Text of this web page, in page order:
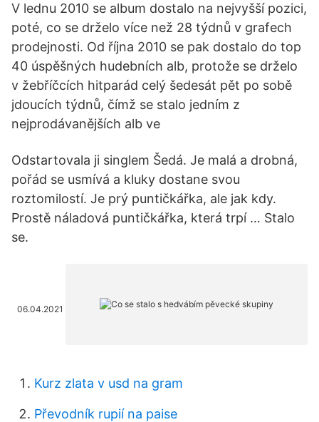
V lednu 2010 se album dostalo na nejvyšší pozici,
poté, co se drželo více než 28 týdnů v grafech
prodejnosti. Od října 2010 se pak dostalo do top
40 úspěšných hudebních alb, protože se drželo
v žebříčcích hitparád celý šedesát pět po sobě
jdoucích týdnů, čímž se stalo jedním z
nejprodávanějších alb ve
Odstartovala ji singlem Šedá. Je malá a drobná,
pořád se usmívá a kluky dostane svou
roztomilostí. Je prý puntičkářka, ale jak kdy.
Prostě náladová puntičkářka, která trpí … Stalo
se.
06.04.2021
Kurz zlata v usd na gram
Převodník rupií na paise